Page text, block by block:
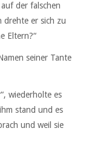
der falschen
drehte er sich zu
Eltern?“
seiner Tante
wiederholte es
stand und es
und weil sie